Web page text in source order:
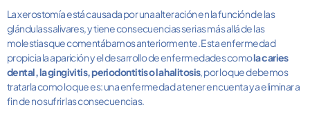
La xerostomía está causada por una alteración en la función de las
glándulas salivares, y tiene consecuencias serias más allá de las
molestias que comentábamos anteriormente. Esta enfermedad
propicia la aparición y el desarrollo de enfermedades comola caries
dental, la gingivitis, periodontitis o la halitosis, por lo que debemos
tratarla como lo que es: una enfermedad a tener en cuenta y a eliminar a
fin de no sufrir las consecuencias.